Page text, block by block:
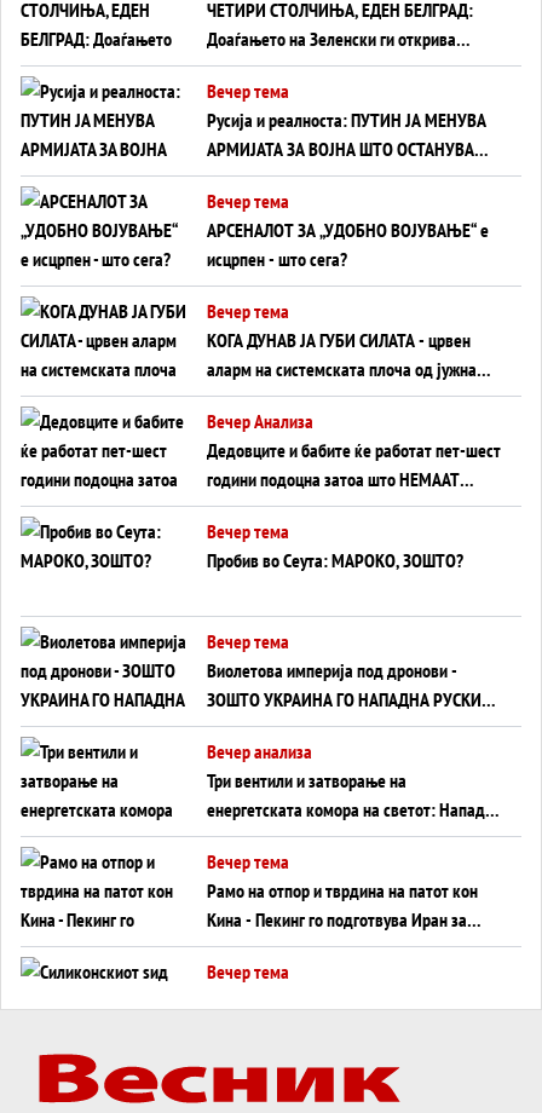
ЧЕТИРИ СТОЛЧИЊА, ЕДЕН БЕЛГРАД:
Доаѓањето на Зеленски ги открива
тајните на политиката на балансирање
на Вучиќ
Вечер тема
Русија и реалноста: ПУТИН ЈА МЕНУВА
АРМИЈАТА ЗА ВОЈНА ШТО ОСТАНУВА
БЕЗ ФРОНТ
Вечер тема
АРСЕНАЛОТ ЗА „УДОБНО ВОЈУВАЊЕ“ е
исцрпен - што сега?
Вечер тема
КОГА ДУНАВ ЈА ГУБИ СИЛАТА - црвен
аларм на системската плоча од јужна
Германија до Црното Море...
Вечер Анализа
Дедовците и бабите ќе работат пет-шест
години подоцна затоа што НЕМААТ
ВНУЦИ ДА ГИ ЗАМЕНАТ
Вечер тема
Пробив во Сеута: МАРОКО, ЗОШТО?
Вечер тема
Виолетова империја под дронови -
ЗОШТО УКРАИНА ГО НАПАДНА РУСКИОТ
WILDBERRIES
Вечер анализа
Три вентили и затворање на
енергетската комора на светот: Нападот
во Суец најавува глобален енергетски
инфаркт?
Вечер тема
Рамо на отпор и тврдина на патот кон
Кина - Пекинг го подготвува Иран за
американска копнена инвазија
Вечер тема
Вечер тема